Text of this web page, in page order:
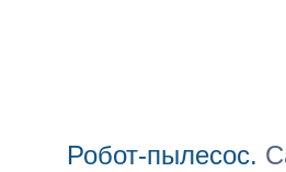
Робот-пылесос.